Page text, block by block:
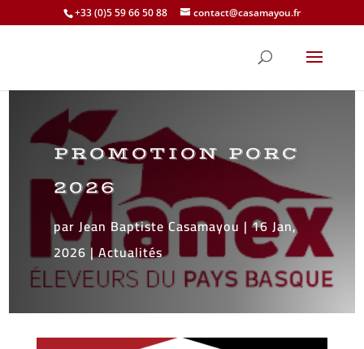
+33 (0)5 59 66 50 88 contact@casamayou.fr
PROMOTION PORC
2026
parJean Baptiste Casamayou |16 Jan,
2026 |Actualités